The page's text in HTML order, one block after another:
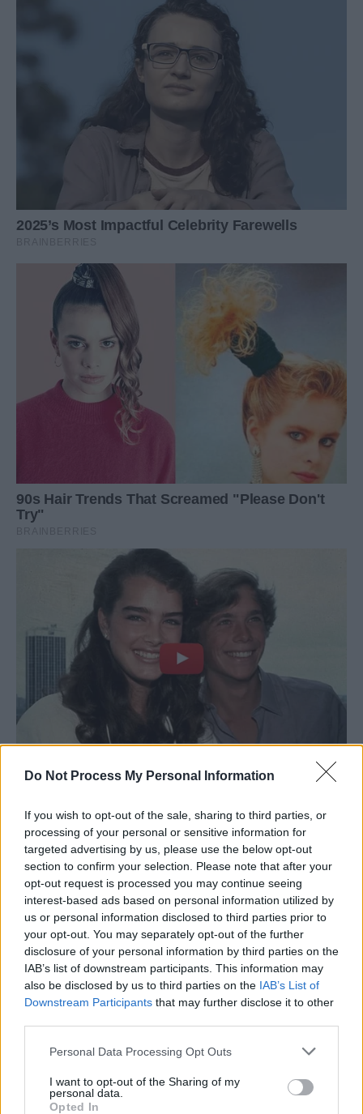
Do Not Process My Personal Information
If you wish to opt-out of the sale, sharing to third parties, or
processing of your personal or sensitive information for
targeted advertising by us, please use the below opt-out
section to confirm your selection. Please note that after your
opt-out request is processed you may continue seeing
interest-based ads based on personal information utilized by
us or personal information disclosed to third parties prior to
your opt-out. You may separately opt-out of the further
disclosure of your personal information by third parties on the
IAB’s list of downstream participants. This information may
also be disclosed by us to third parties on the IAB’s List of
Downstream Participants that may further disclose it to other
Personal Data Processing Opt Outs
I want to opt-out of the Sharing of my
personal data.
Opted In